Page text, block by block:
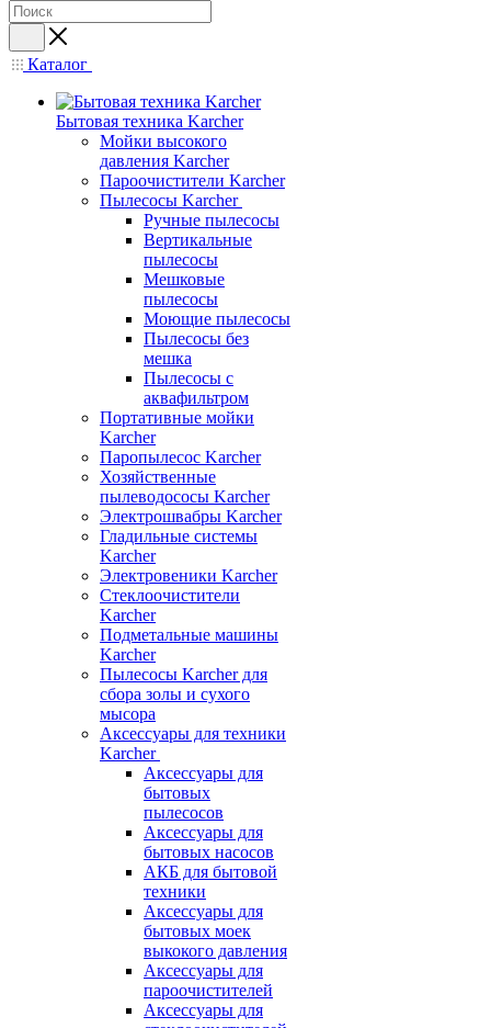
Каталог
Бытовая техника Karcher
Мойки высокого
давления Karcher
Пароочистители Karcher
Пылесосы Karcher
Ручные пылесосы
Вертикальные
пылесосы
Мешковые
пылесосы
Моющие пылесосы
Пылесосы без
мешка
Пылесосы с
аквафильтром
Портативные мойки
Karcher
Паропылесос Karcher
Хозяйственные
пылеводососы Karcher
Электрошвабры Karcher
Гладильные системы
Karcher
Электровеники Karcher
Стеклоочистители
Karcher
Подметальные машины
Karcher
Пылесосы Karcher для
сбора золы и сухого
мысора
Аксессуары для техники
Karcher
Аксессуары для
бытовых
пылесосов
Аксессуары для
бытовых насосов
АКБ для бытовой
техники
Аксессуары для
бытовых моек
выкокого давления
Аксессуары для
пароочистителей
Аксессуары для